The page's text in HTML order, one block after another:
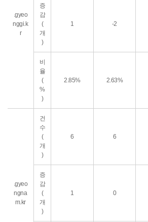
.gyeo
nggi.k
r
증
감
(
개
)
1 -2
비
율
(
%
)
2.85% 2.63%
.gyeo
ngna
m.kr
건
수
(
개
)
6 6
증
감
(
개
)
1 0